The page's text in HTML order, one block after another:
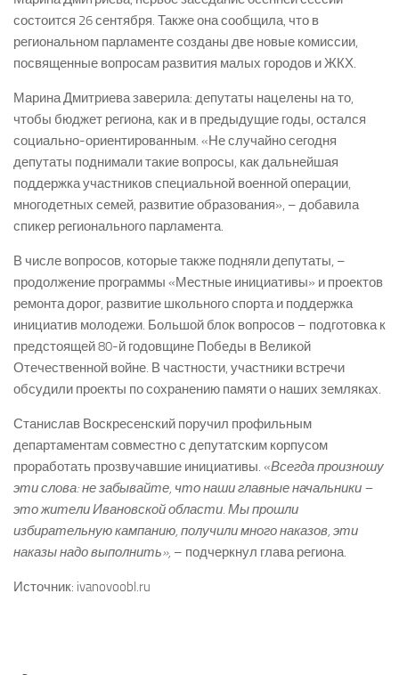
состоится 26 сентября. Также она сообщила, что в
региональном парламенте созданы две новые комиссии,
посвященные вопросам развития малых городов и ЖКХ.
Марина Дмитриева заверила: депутаты нацелены на то,
чтобы бюджет региона, как и в предыдущие годы, остался
социально-ориентированным. «Не случайно сегодня
депутаты поднимали такие вопросы, как дальнейшая
поддержка участников специальной военной операции,
многодетных семей, развитие образования», – добавила
спикер регионального парламента.
В числе вопросов, которые также подняли депутаты, –
продолжение программы «Местные инициативы» и проектов
ремонта дорог, развитие школьного спорта и поддержка
инициатив молодежи. Большой блок вопросов – подготовка к
предстоящей 80-й годовщине Победы в Великой
Отечественной войне. В частности, участники встречи
обсудили проекты по сохранению памяти о наших земляках.
Станислав Воскресенский поручил профильным
департаментам совместно с депутатским корпусом
проработать прозвучавшие инициативы. «Всегда произношу
эти слова: не забывайте, что наши главные начальники –
это жители Ивановской области. Мы прошли
избирательную кампанию, получили много наказов, эти
наказы надо выполнить», – подчеркнул глава региона.
Источник: ivanovoobl.ru